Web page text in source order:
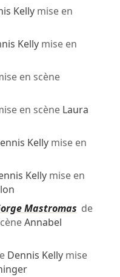
Kellymise en
Kellymise en
en scène
en scène Laura
Kellymise en
Kellymise en
Mastromas de
Annabel
Dennis Kellymise